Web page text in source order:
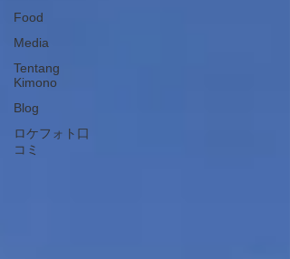
Food
Media
Tentang
Kimono
Blog
ロケフォト口
コミ